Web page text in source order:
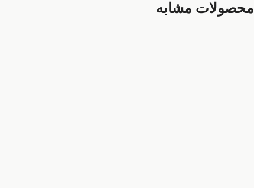
محصولات مشابه